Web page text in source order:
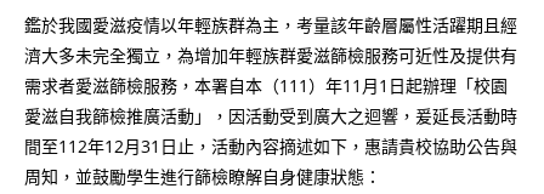
鑑於我國愛滋疫情以年輕族群為主，考量該年齡層屬性活躍期且經
濟大多未完全獨立，為增加年輕族群愛滋篩檢服務可近性及提供有
需求者愛滋篩檢服務，本署自本（111）年11月1日起辦理「校園
愛滋自我篩檢推廣活動」，因活動受到廣大之迴響，爰延長活動時
間至112年12月31日止，活動內容摘述如下，惠請貴校協助公告與
周知，並鼓勵學生進行篩檢瞭解自身健康狀態：